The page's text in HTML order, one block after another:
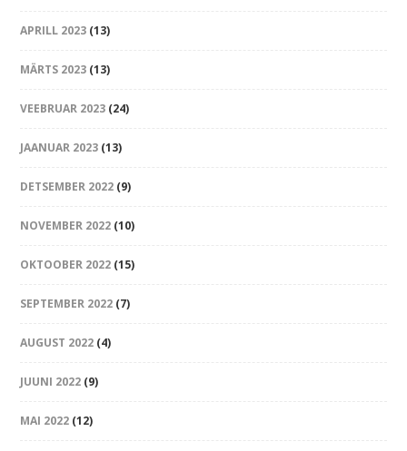
APRILL 2023 (13)
MÄRTS 2023 (13)
VEEBRUAR 2023 (24)
JAANUAR 2023 (13)
DETSEMBER 2022 (9)
NOVEMBER 2022 (10)
OKTOOBER 2022 (15)
SEPTEMBER 2022 (7)
AUGUST 2022 (4)
JUUNI 2022 (9)
MAI 2022 (12)